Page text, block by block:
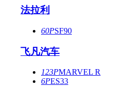
法拉利
60PSF90
飞凡汽车
123PMARVEL R
6PES33